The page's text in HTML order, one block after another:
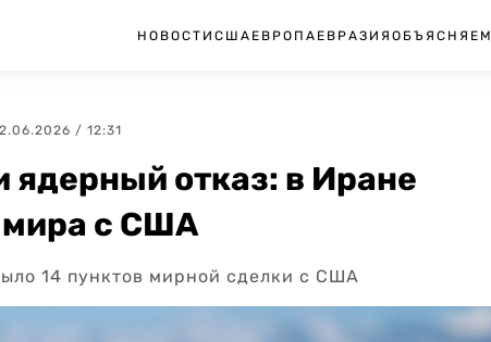
НОВОСТИ США ЕВРОПА ЕВРАЗИЯ ОБЪЯСНЯЕМ
/ 12:31
отказ: в Иране
мира с США
14 пунктов мирной сделки с США